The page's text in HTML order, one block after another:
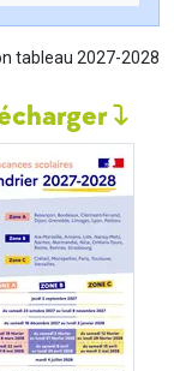
tableau 2027-2028